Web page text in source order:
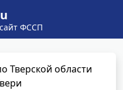
ФССП
Тверской области